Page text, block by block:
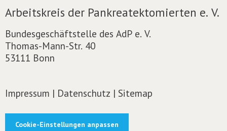
Arbeitskreis der Pankreatektomierten e. V.
Bundesgeschäftstelle des AdP e. V.
Thomas-Mann-Str. 40
53111 Bonn
Impressum | Datenschutz | Sitemap
Cookie-Einstellungen anpassen